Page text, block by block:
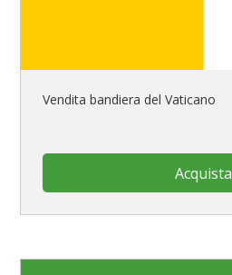
Vendita bandiera del Vaticano
Acquista